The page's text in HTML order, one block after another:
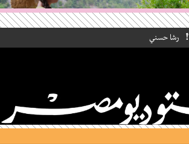
رشا حسني